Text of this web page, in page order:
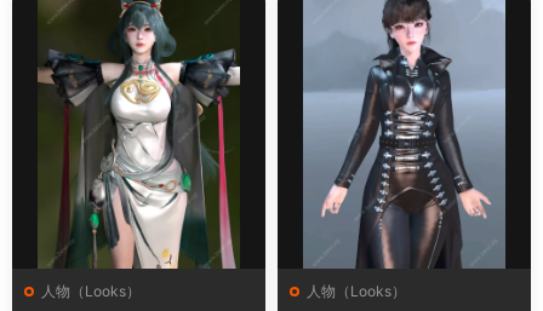
人物（Looks） 人物（Looks）